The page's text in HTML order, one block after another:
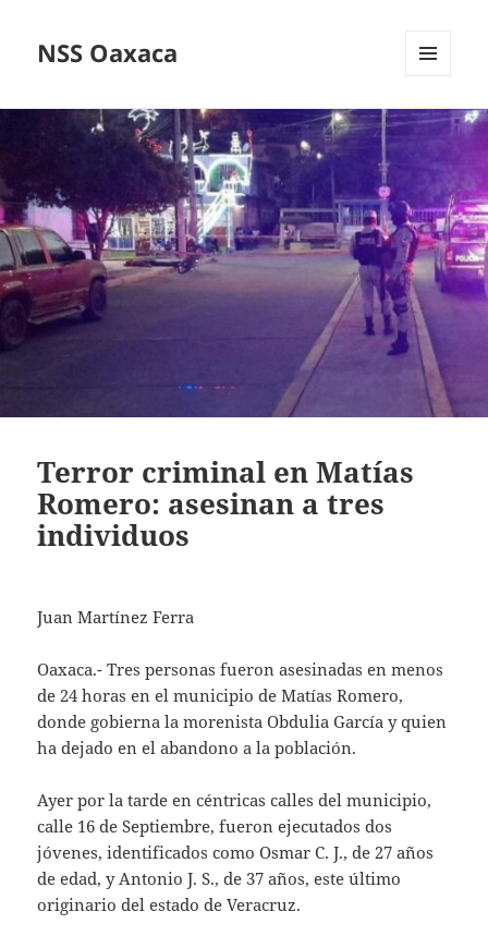
NSS Oaxaca
WIDGETS
Terror criminal en Matías
Romero: asesinan a tres
individuos
Juan Martínez Ferra
Oaxaca.- Tres personas fueron asesinadas en menos
de 24 horas en el municipio de Matías Romero,
donde gobierna la morenista Obdulia García y quien
ha dejado en el abandono a la población.
Ayer por la tarde en céntricas calles del municipio,
calle 16 de Septiembre, fueron ejecutados dos
jóvenes, identificados como Osmar C. J., de 27 años
de edad, y Antonio J. S., de 37 años, este último
originario del estado de Veracruz.